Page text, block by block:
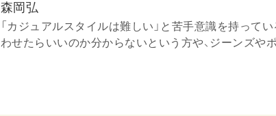
森岡弘
「カジュアルスタイルは難しい」と苦手意識を持って
わせたらいいのか分からないという方や、ジーンズや